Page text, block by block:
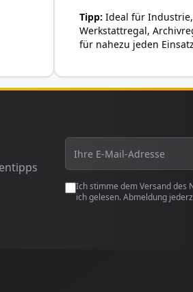
Tipp Ideal für
Werkstattregal,
für nahezu jeden
Ich stimme dem Versand des
ich gelesen. Abmeldung